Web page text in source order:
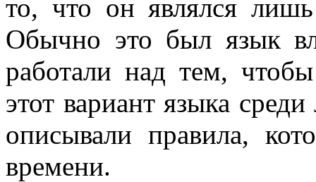
то, что он являлся
Обычно это был язык
работали над тем,
этот вариант языка
описывали правила,
времени.